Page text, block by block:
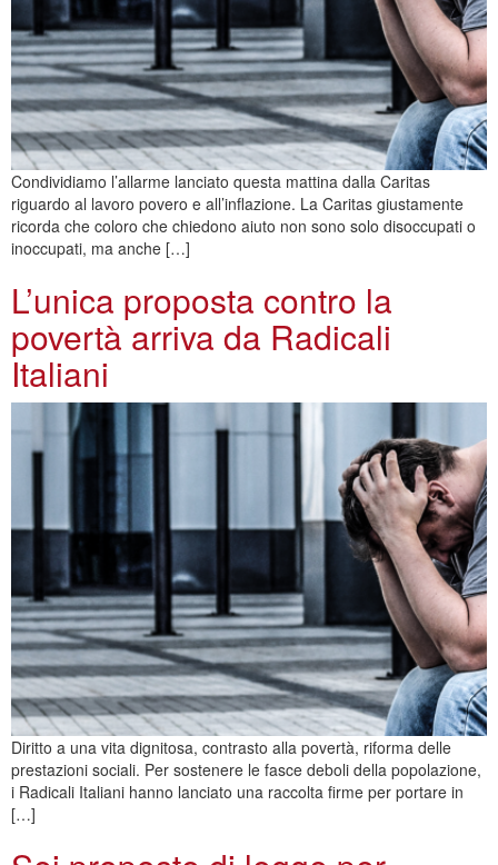
Condividiamo l’allarme lanciato questa mattina dalla Caritas
riguardo al lavoro povero e all’inflazione. La Caritas giustamente
ricorda che coloro che chiedono aiuto non sono solo disoccupati o
inoccupati, ma anche […]
L’unica proposta contro la
povertà arriva da Radicali
Italiani
Diritto a una vita dignitosa, contrasto alla povertà, riforma delle
prestazioni sociali. Per sostenere le fasce deboli della popolazione,
i Radicali Italiani hanno lanciato una raccolta firme per portare in
[…]